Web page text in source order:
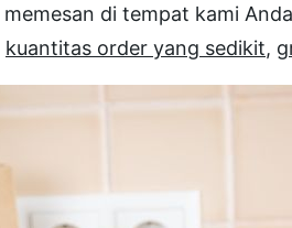
di tempat kami
kuantitas order yang sedikit,